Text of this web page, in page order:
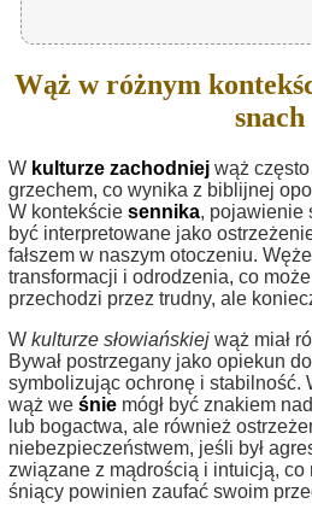
Wąż w różnym
snach
W kulturze zachodniej wąż
grzechem, co wynika z biblijnej
W kontekście sennika, pojawienie
być interpretowane jako
fałszem w naszym otoczeniu.
transformacji i odrodzenia, co
przechodzi przez trudny, ale
W kulturze słowiańskiej wąż miał
Bywał postrzegany jako opiekun
symbolizując ochronę i stabilność.
wąż we śnie mógł być znakiem
lub bogactwa, ale również
niebezpieczeństwem, jeśli był
związane z mądrością i intuicją, co
śniący powinien zaufać swoim